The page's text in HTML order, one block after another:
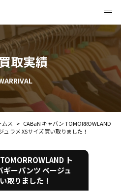
取実績
ス > CABaN キャバン TOMORROWLAND
ラメ XSサイズ 買い取りました！
ト
ギーパンツ ベージュ
取りました！